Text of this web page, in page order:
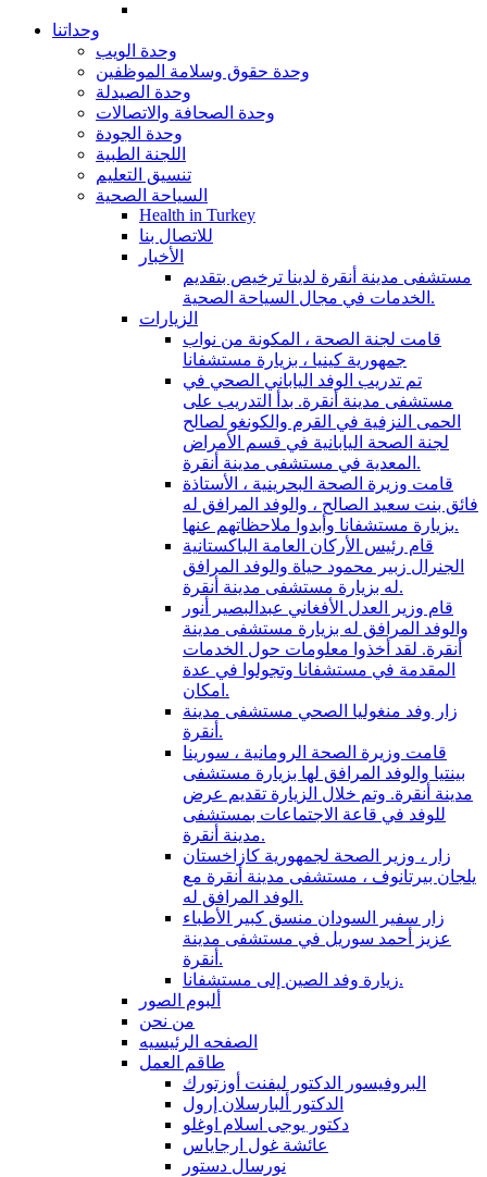
وحداتنا
وحدة الويب
وحدة حقوق وسلامة الموظفين
وحدة الصيدلة
وحدة الصحافة والاتصالات
وحدة الجودة
اللجنة الطبية
تنسيق التعليم
السياحة الصحية
Health in Turkey
للاتصال بنا
الأخبار
مستشفى مدينة أنقرة لدينا ترخيص بتقديم
الخدمات في مجال السياحة الصحية.
الزيارات
قامت لجنة الصحة ، المكونة من نواب
جمهورية كينيا ، بزيارة مستشفانا
تم تدريب الوفد الياباني الصحي في
مستشفى مدينة أنقرة. بدأ التدريب على
الحمى النزفية في القرم والكونغو لصالح
لجنة الصحة اليابانية في قسم الأمراض
المعدية في مستشفى مدينة أنقرة.
قامت وزيرة الصحة البحرينية ، الأستاذة
فائق بنت سعيد الصالح ، والوفد المرافق له
بزيارة مستشفانا وأبدوا ملاحظاتهم عنها.
قام رئيس الأركان العامة الباكستانية
الجنرال زبير محمود حياة والوفد المرافق
له بزيارة مستشفى مدينة أنقرة.
قام وزير العدل الأفغاني عبدالبصير أنور
والوفد المرافق له بزيارة مستشفى مدينة
أنقرة. لقد أخذوا معلومات حول الخدمات
المقدمة في مستشفانا وتجولوا في عدة
امكان.
زار وفد منغوليا الصحي مستشفى مدينة
أنقرة.
قامت وزيرة الصحة الرومانية ، سورينا
بينتيا والوفد المرافق لها بزيارة مستشفى
مدينة أنقرة. وتم خلال الزيارة تقديم عرض
للوفد في قاعة الاجتماعات بمستشفى
مدينة أنقرة.
زار ، وزير الصحة لجمهورية كازاخستان
يلجان بيرتانوف ، مستشفى مدينة أنقرة مع
الوفد المرافق له.
زار سفير السودان منسق كبير الأطباء
عزيز أحمد سوريل في مستشفى مدينة
أنقرة.
زيارة وفد الصين إلى مستشفانا.
ألبوم الصور
من نحن
الصفحه الرئيسيه
طاقم العمل
البروفيسور الدكتور ليفنت أوزتورك
الدكتور ألبارسلان إرول
دكتور يوجى اسلام اوغلو
عائشة غول ارجاياس
نورسال دستور